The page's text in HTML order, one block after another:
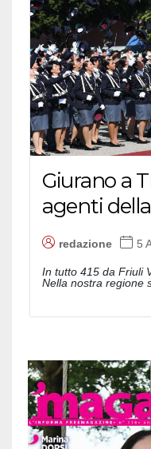
Giurano a
agenti
redazione 5
In tutto 415 da Friuli
Nella nostra regione